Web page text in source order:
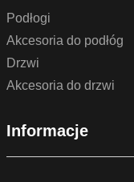
Podłogi
Akcesoria do podłóg
Drzwi
Akcesoria do drzwi
Informacje